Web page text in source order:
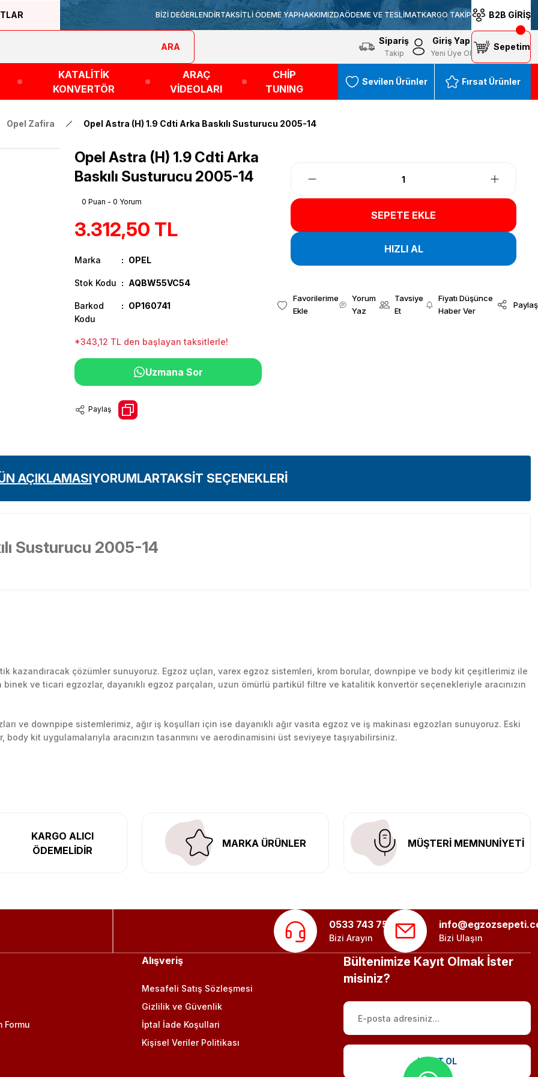
BİZİ DEĞERLENDİRTAKSİTLİ ÖDEME YAPHAKKIMIZDAÖDEME VE TESLİMATKARGO TAKİP B2B GİRİŞ
ARA
Sipariş
Takip
Giriş Yap
Yeni Üye Ol
Sepetim
KATALİTİK
KONVERTÖR
ARAÇ
VİDEOLARI
CHİP
TUNING
Sevilen Ürünler Fırsat Ürünler
Opel Zafira Opel Astra (H) 1.9 Cdti Arka Baskılı Susturucu 2005-14
Opel Astra (H) 1.9 Cdti Arka
Baskılı Susturucu 2005-14
0 Puan - 0 Yorum
3.312,50 TL
Marka OPEL
Stok Kodu AQBW55VC54
Barkod
Kodu
OP160741
*343,12 TL den başlayan taksitlerle!
Uzmana Sor
Paylaş
SEPETE EKLE
HIZLI AL
Yorum
Yaz
Tavsiye
Et
Fiyatı Düşünce
Haber Ver
Paylaş
AÇIKLAMASIYORUMLARTAKSİT SEÇENEKLERİ
Susturucu 2005-14
Yorum Yaz
kazandıracak çözümler sunuyoruz. Egzoz uçları, varex egzoz sistemleri, krom borular, downpipe ve body kit çeşitlerimiz ile
ve ticari egzozlar, dayanıklı egzoz parçaları, uzun ömürlü partikül filtre ve katalitik konvertör seçenekleriyle aracınızın
ve downpipe sistemlerimiz, ağır iş koşulları için ise dayanıklı ağır vasıta egzoz ve iş makinası egzozları sunuyoruz. Eski
kit uygulamalarıyla aracınızın tasarımını ve aerodinamisini üst seviyeye taşıyabilirsiniz.
KARGO ALICI
ÖDEMELİDİR
MARKA ÜRÜNLER MÜŞTERİ MEMNUNİYETİ
0533 743 75 56
Bizi Arayın Bizi Ulaşın
Formu
Alışveriş
Mesafeli Satış Sözleşmesi
Gizlilik ve Güvenlik
İptal İade Koşullari
Kişisel Veriler Politikası
Bültenimize Kayıt Olmak İster
misiniz?
KAYIT OL